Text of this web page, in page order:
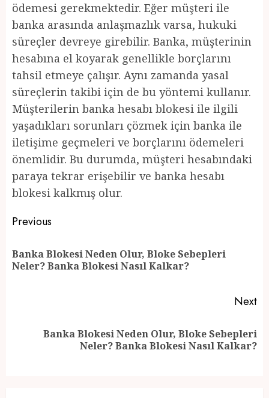
ödemesi gerekmektedir. Eğer müşteri ile
banka arasında anlaşmazlık varsa, hukuki
süreçler devreye girebilir. Banka, müşterinin
hesabına el koyarak genellikle borçlarını
tahsil etmeye çalışır. Aynı zamanda yasal
süreçlerin takibi için de bu yöntemi kullanır.
Müşterilerin banka hesabı blokesi ile ilgili
yaşadıkları sorunları çözmek için banka ile
iletişime geçmeleri ve borçlarını ödemeleri
önemlidir. Bu durumda, müşteri hesabındaki
paraya tekrar erişebilir ve banka hesabı
blokesi kalkmış olur.
Post
navigation
Previous
Banka Blokesi Neden Olur, Bloke Sebepleri
Neler? Banka Blokesi Nasıl Kalkar?
Next
Banka Blokesi Neden Olur, Bloke Sebepleri
Neler? Banka Blokesi Nasıl Kalkar?